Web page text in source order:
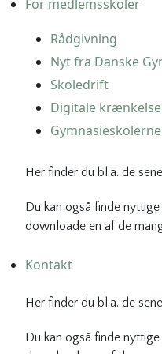
For medlemsskoler
Rådgivning
Nyt fra Danske
Skoledrift
Digitale
Her finder du bl.a. de
Du kan også finde
downloade en af de
Kontakt
Her finder du bl.a. de
Du kan også finde